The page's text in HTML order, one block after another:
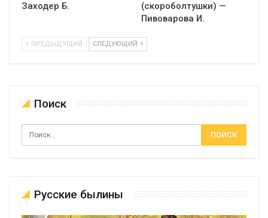
Заходер Б.
(скороболтушки) —
Пивоварова И.
ПРЕДЫДУЩИЙ СЛЕДУЮЩИЙ
Поиск
Русские былины